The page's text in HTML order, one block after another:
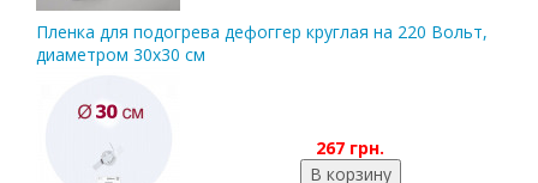
Пленка для подогрева дефоггер круглая на 220 Вольт,
диаметром 30х30 см
267 грн.